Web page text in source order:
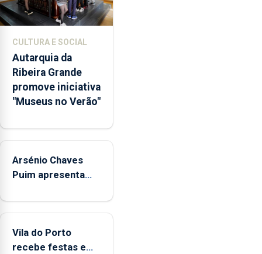
e
núcleos
integrados
na
Rede
Municipal
de
aos
durante
o
de
entre
as
CULTURA E SOCIAL
Autarquia da
Ribeira Grande
promove iniciativa
"Museus no Verão"
Arsénio Chaves
Puim apresenta
de Vila do Porto
Vila do Porto
recebe festas em